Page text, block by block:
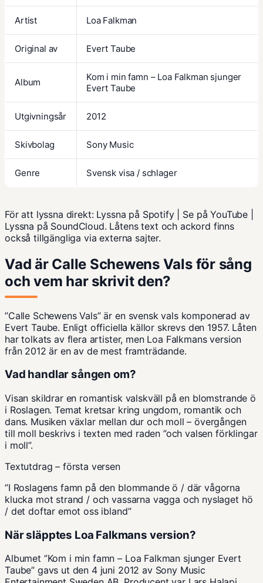
Artist Loa Falkman
Original av Evert Taube
Album
Kom i min famn – Loa Falkman sjunger
Evert Taube
Utgivningsår 2012
Skivbolag Sony Music
Genre Svensk visa / schlager
För att lyssna direkt: Lyssna på Spotify| Se på YouTube
Lyssna på SoundCloud. Låtens text och ackord finns
också tillgängliga via externa sajter.
Vad är Calle Schewens Vals för sång
och vem har skrivit den?
”Calle Schewens Vals” är en svensk vals komponerad av
Evert Taube. Enligt officiella källor skrevs den 1957. Låten
har tolkats av flera artister, men Loa Falkmans version
från 2012 är en av de mest framträdande.
Vad handlar sången om?
Visan skildrar en romantisk valskväll på en blomstrande ö
i Roslagen. Temat kretsar kring ungdom, romantik och
dans. Musiken växlar mellan dur och moll – övergången
till moll beskrivs i texten med raden ”och valsen förklingar
i moll”.
Textutdrag – första versen
”I Roslagens famn på den blommande ö / där vågorna
klucka mot strand / och vassarna vagga och nyslaget hö
/ det doftar emot oss ibland”
När släpptes Loa Falkmans version?
Albumet ”Kom i min famn – Loa Falkman sjunger Evert
Taube” gavs ut den 4 juni 2012 av Sony Music